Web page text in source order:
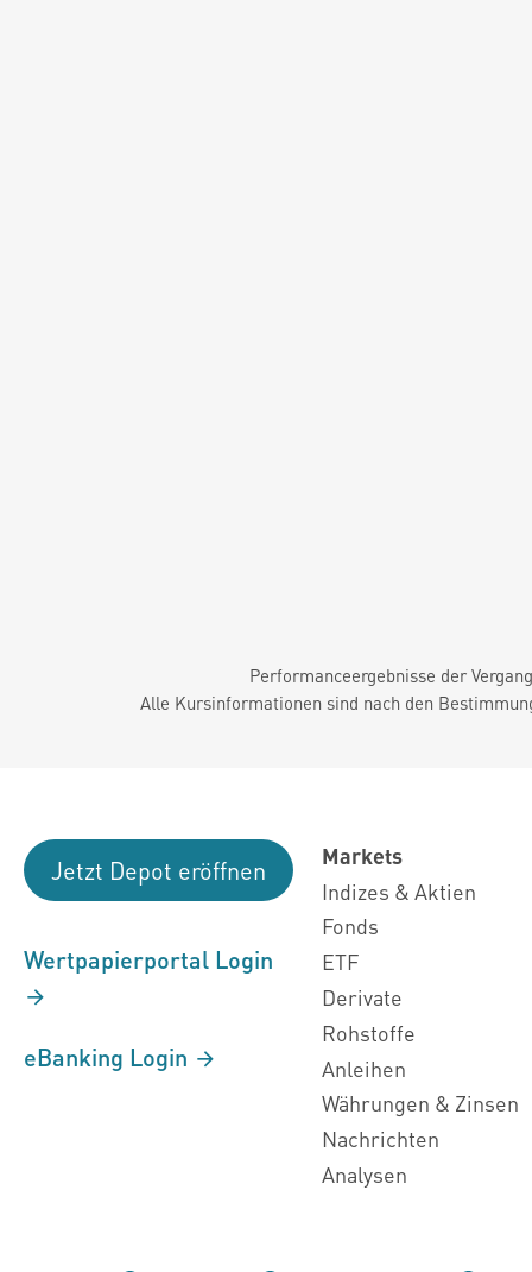
Performanceergebnisse der
Alle Kursinformationen sind nach den
Jetzt Depot eröffnen
Wertpapierportal Login
eBanking Login
Markets
Indizes & Aktien
Fonds
ETF
Derivate
Rohstoffe
Anleihen
Währungen & Zinsen
Nachrichten
Analysen